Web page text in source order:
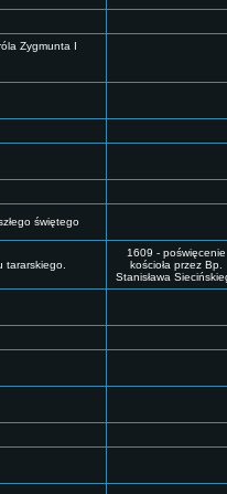
Zygmunta I
świętego
tararskiego.
1609 - poświęcenie
kościoła przez Bp.
Stanisława